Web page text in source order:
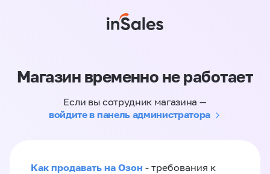
Магазин временно не работает
Если вы сотрудник магазина —
войдите в панель администратора
Как продавать на Озон - требования к